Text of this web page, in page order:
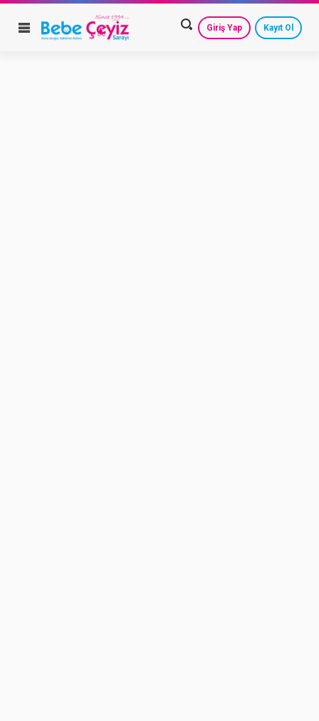
Giriş Yap Kayıt Ol